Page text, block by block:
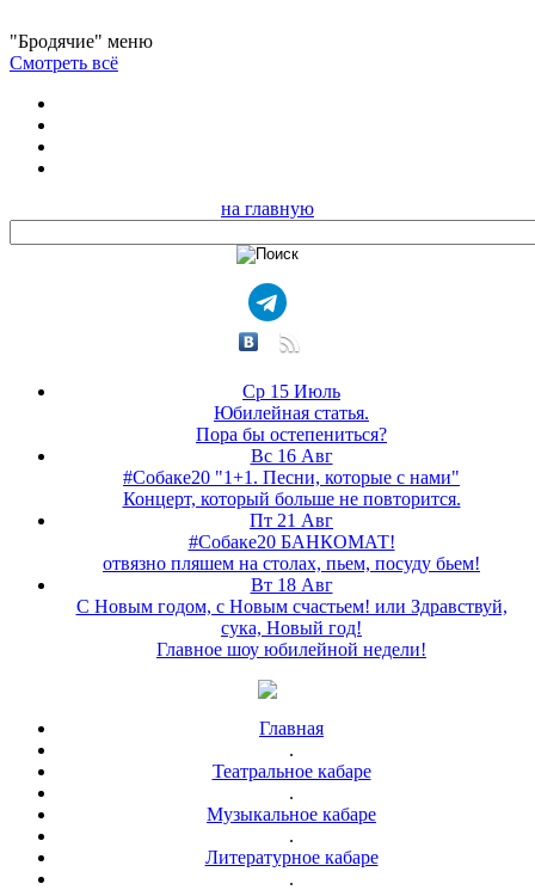
"Бродячие" меню
Смотреть всё
на главную
Ср 15 Июль
Юбилейная статья.
Пора бы остепениться?
Вс 16 Авг
#Собаке20 "1+1. Песни, которые с нами"
Концерт, который больше не повторится.
Пт 21 Авг
#Собаке20 БАНКОМАТ!
отвязно пляшем на столах, пьем, посуду бьем!
Вт 18 Авг
С Новым годом, с Новым счастьем! или Здравствуй,
сука, Новый год!
Главное шоу юбилейной недели!
Главная
.
Театральное кабаре
.
Музыкальное кабаре
.
Литературное кабаре
.